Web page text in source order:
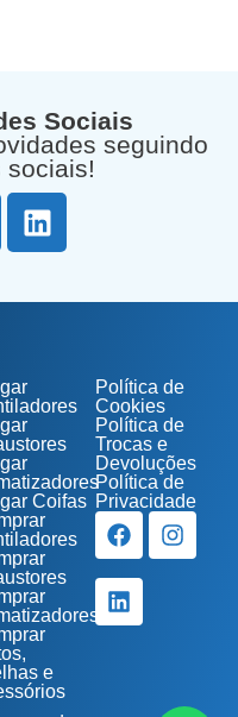
Sociais
seguindo
sociais!
Coifas
e
Política de
Cookies
Política de
Trocas e
Devoluções
Política de
Privacidade